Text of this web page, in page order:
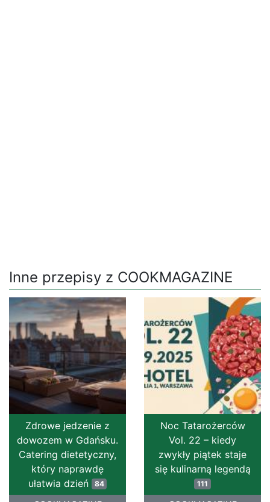
Inne przepisy z COOKMAGAZINE
Zdrowe jedzenie z
dowozem w Gdańsku.
Catering dietetyczny,
który naprawdę
ułatwia dzień
84
Noc Tatarożerców
Vol. 22 – kiedy
zwykły piątek staje
się kulinarną legendą
111